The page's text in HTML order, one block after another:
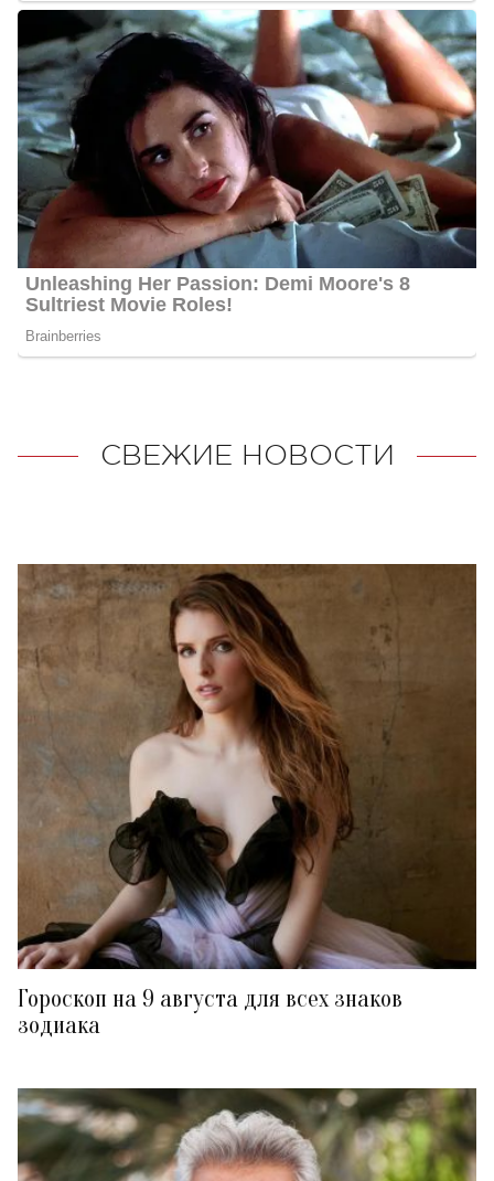
СВЕЖИЕ НОВОСТИ
Гороскоп на 9 августа для всех знаков
зодиака